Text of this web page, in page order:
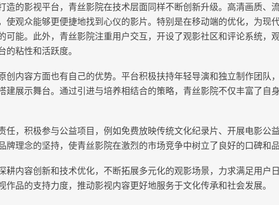
造的影视平台，青丝影院在技术层面同样不断创新升级。高清画质、
使观众能够更便捷地找到心仪的影片。特别是在移动端的优化，为现
可能。此外，青丝影院注重用户交互，开设了观影社区和评论系统，
粘性和活跃度。
创内容方面也有自己的优势。平台积极扶持年轻导演和独立制作团队
建展示舞台。通过引进与培养相结合的策略，青丝影院不仅丰富了自
任，积极参与公益项目，例如免费放映传统文化纪录片、开展电影公
牌理念的坚持，使青丝影院在激烈的市场竞争中树立了良好的口碑和品
耕内容创新和技术优化，不断拓展多元化的观影场景，力求满足用户
作品的支持力度，推动影视内容更好地服务于文化传承和社会发展。